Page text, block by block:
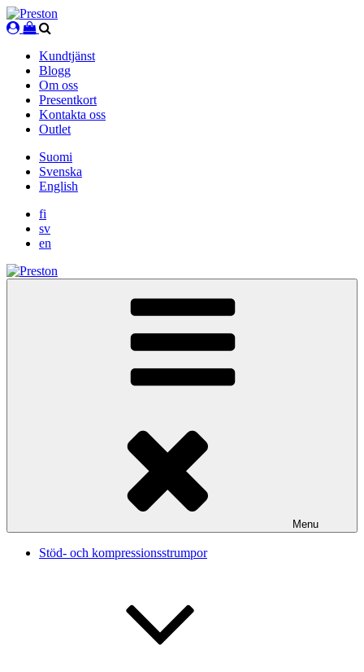
Skip
to
Kundtjänst
Blogg
Om oss
Presentkort
Kontakta oss
Outlet
Suomi
Svenska
English
fi
sv
en
Menu
Stöd- och kompressionsstrumpor